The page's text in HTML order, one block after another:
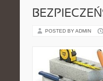
POSTED BY ADMIN